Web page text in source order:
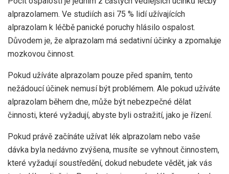
alprazolamem. Ve studiích asi 75 % lidí užívajících
alprazolam k léčbě panické poruchy hlásilo ospalost.
Důvodem je, že alprazolam má sedativní účinky a zpomaluje
mozkovou činnost.
Pokud užíváte alprazolam pouze před spaním, tento
nežádoucí účinek nemusí být problémem. Ale pokud užíváte
alprazolam během dne, může být nebezpečné dělat
činnosti, které vyžadují, abyste byli ostražití, jako je řízení.
Pokud právě začínáte užívat lék alprazolam nebo vaše
dávka byla nedávno zvýšena, musíte se vyhnout činnostem,
které vyžadují soustředění, dokud nebudete vědět, jak vás